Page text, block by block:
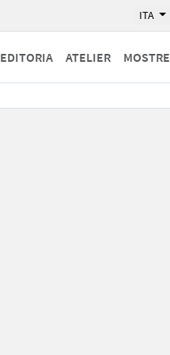
ITA
EDITORIA ATELIER MOSTRE